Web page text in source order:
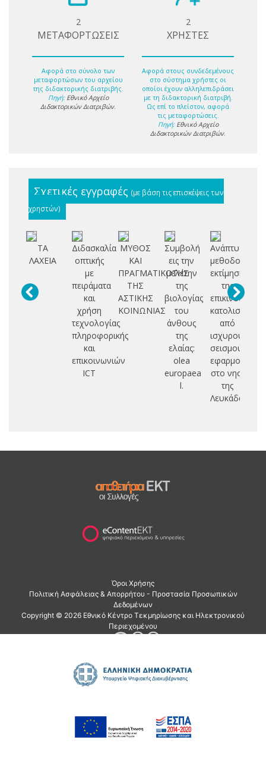
2
ΜΕΤΑΦΟΡΤΩΣΕΙΣ
Αφορά στο σύνολο των
μεταφορτώσων του αρχείου
της διδακτορικής διατριβής.
Πηγή: Εθνικό Αρχείο
Διδακτορικών Διατριβών.
2
ΧΡΗΣΤΕΣ
Αφορά στους συνδεδεμένους
στο σύστημα χρήστες οι
οποίοι έχουν αλληλεπιδράσει
με τη διδακτορική διατριβή.
Ως επί το πλείστον, αφορά
τις μεταφορτώσεις.
Πηγή: Εθνικό Αρχείο
Διδακτορικών Διατριβών.
Σχετικές εγγραφές (με βάση τις επισκέψεις των
χρηστών)
ΤΑ
ΛΑΧΕΙΑ
Διδασκαλία
οπτικής
με
πειράματα
και
χρήση
τεχνολογίας
πληροφορικής
και
επικοινωνιών
ICT
ΜΥΘΟΣ
ΚΑΙ
ΠΡΑΓΜΑΤΙΚΟΤΗΣ
ΤΗΣ
ΑΣΤΙΚΗΣ
ΚΟΙΝΩΝΙΑΣ
Συμβολή
εις την
μελέτην
της
βιολογίας
του
άνθους
της
ελαίας:
olea
europaea
l.
Ανάπτυξη
εκτίμησης
της
από
ισχυρούς
σεισμούς:
εφαρμογή
στο νησί
της
Λευκάδας